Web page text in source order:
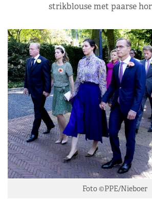
strikblouse met paarse
Foto ©PPE/Nieboer